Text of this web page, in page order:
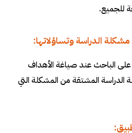
للجميع.
الدراسة وتساؤلاتها:
الباحث عند صياغة الأهداف
الدراسة المشتقة من المشكلة التي
: